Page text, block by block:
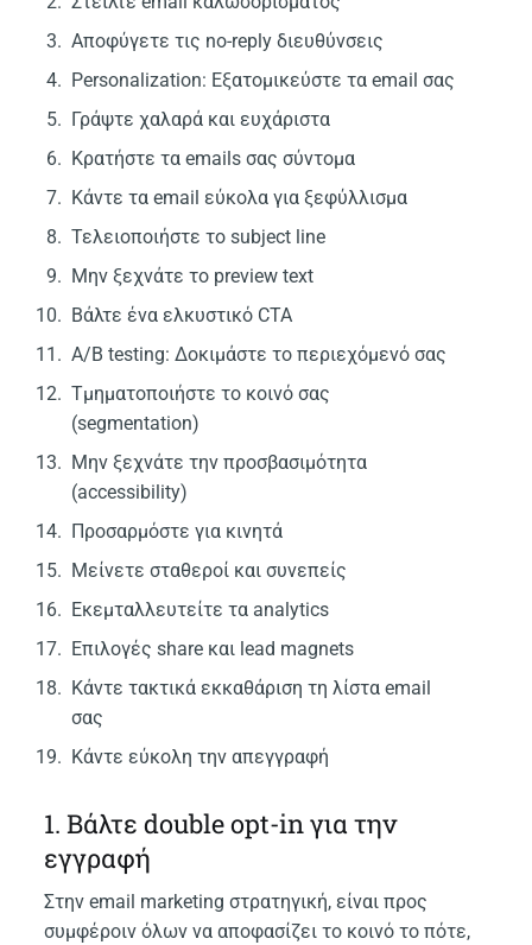
Αποφύγετε τις no-reply διευθύνσεις
Personalization: Εξατομικεύστε τα email σας
Γράψτε χαλαρά και ευχάριστα
Κρατήστε τα emails σας σύντομα
Κάντε τα email εύκολα για ξεφύλλισμα
Τελειοποιήστε το subject line
Μην ξεχνάτε το preview text
Βάλτε ένα ελκυστικό CTA
A/B testing: Δοκιμάστε το περιεχόμενό σας
Τμηματοποιήστε το κοινό σας
(segmentation)
Μην ξεχνάτε την προσβασιμότητα
(accessibility)
Προσαρμόστε για κινητά
Μείνετε σταθεροί και συνεπείς
Εκεμταλλευτείτε τα analytics
Επιλογές share και lead magnets
Κάντε τακτικά εκκαθάριση τη λίστα email
σας
Κάντε εύκολη την απεγγραφή
1. Βάλτε double opt-in για την
εγγραφή
Στην email marketing στρατηγική, είναι προς
συμφέροιν όλων να αποφασίζει το κοινό το πότε,